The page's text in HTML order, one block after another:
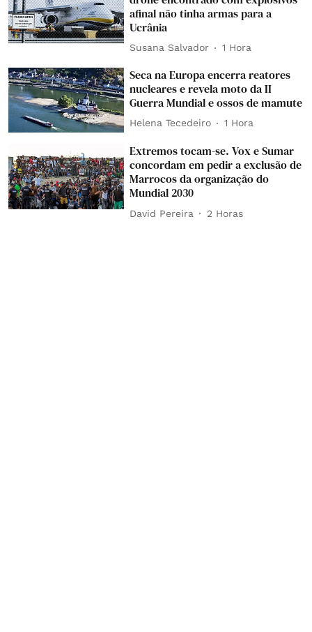
afinal não tinha armas para a
Ucrânia
Susana Salvador 1 Hora
Seca na Europa encerra reatores
nucleares e revela moto da II
Guerra Mundial e ossos de mamute
Helena Tecedeiro 1 Hora
Extremos tocam-se. Vox e Sumar
concordam em pedir a exclusão de
Marrocos da organização do
Mundial 2030
David Pereira 2 Horas